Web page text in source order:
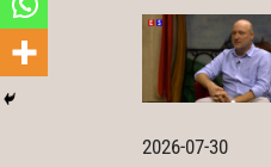
2026-07-30